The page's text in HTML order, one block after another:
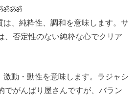
は、純粋性、調和を意味します。サ
、否定性のない純粋な心でクリア
激動・動性を意味します。ラジャシ
でがんばり屋さんですが、バラン